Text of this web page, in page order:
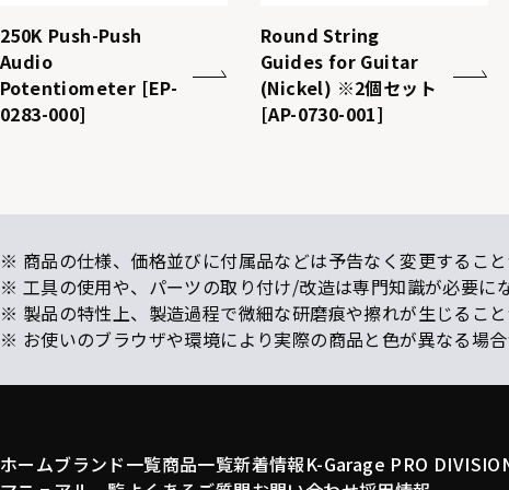
250K Push-Push
Audio
Potentiometer [EP-
0283-000]
Round String
Guides for Guitar
(Nickel) ※2個セット
[AP-0730-001]
※ 商品の仕様、価格並びに付属品などは予告なく変更すること
※ 工具の使用や、パーツの取り付け/改造は専門知識が必要に
※ 製品の特性上、製造過程で微細な研磨痕や擦れが生じるこ
※ お使いのブラウザや環境により実際の商品と色が異なる場合
ホームブランド一覧商品一覧新着情報K-Garage PRO